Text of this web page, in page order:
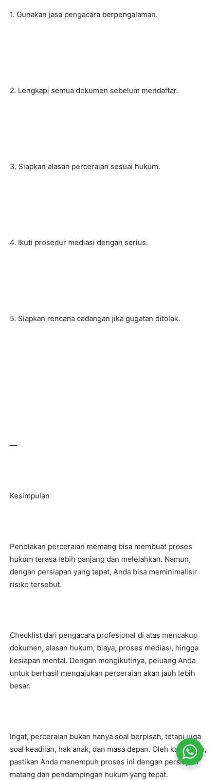
1. Gunakan jasa pengacara berpengalaman.
2. Lengkapi semua dokumen sebelum mendaftar.
3. Siapkan alasan perceraian sesuai hukum.
4. Ikuti prosedur mediasi dengan serius.
5. Siapkan rencana cadangan jika gugatan ditolak.
—
Kesimpulan
Penolakan perceraian memang bisa membuat proses
hukum terasa lebih panjang dan melelahkan. Namun,
dengan persiapan yang tepat, Anda bisa meminimalisir
risiko tersebut.
Checklist dari pengacara profesional di atas mencakup
dokumen, alasan hukum, biaya, proses mediasi, hingga
kesiapan mental. Dengan mengikutinya, peluang Anda
untuk berhasil mengajukan perceraian akan jauh lebih
besar.
Ingat, perceraian bukan hanya soal berpisah, tetapi juga
soal keadilan, hak anak, dan masa depan. Oleh karena itu,
pastikan Anda menempuh proses ini dengan persiapan
matang dan pendampingan hukum yang tepat.